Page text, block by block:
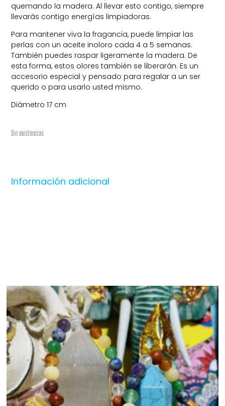
quemando la madera. Al llevar esto contigo, siempre
llevarás contigo energías limpiadoras.
Para mantener viva la fragancia, puede limpiar las
perlas con un aceite inoloro cada 4 a 5 semanas.
También puedes raspar ligeramente la madera. De
esta forma, estos olores también se liberarán. Es un
accesorio especial y pensado para regalar a un ser
querido o para usarlo usted mismo.
Diámetro 17 cm
Sin existencias
Información adicional